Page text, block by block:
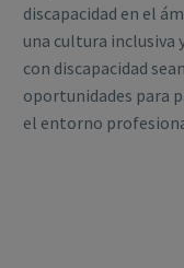
discapacidad en el
una cultura inclusiva
con discapacidad
oportunidades para
el entorno